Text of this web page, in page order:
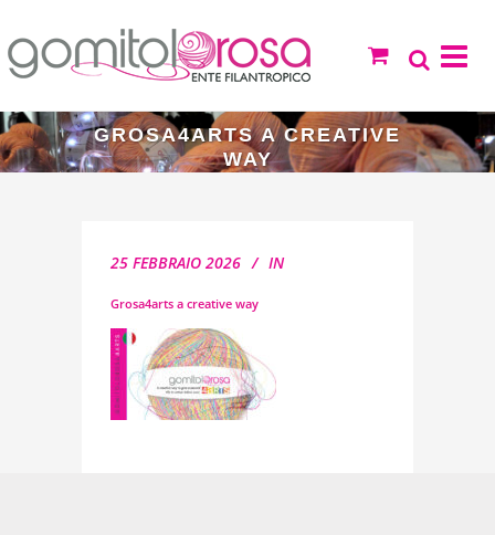
GROSA4ARTS A CREATIVE
WAY
25 FEBBRAIO 2026 IN
Grosa4arts a creative way